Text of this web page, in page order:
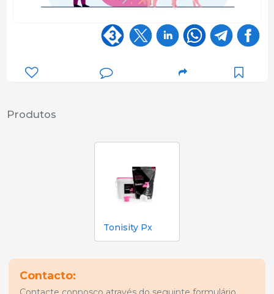
Produtos
Tonisity Px
Contacto: